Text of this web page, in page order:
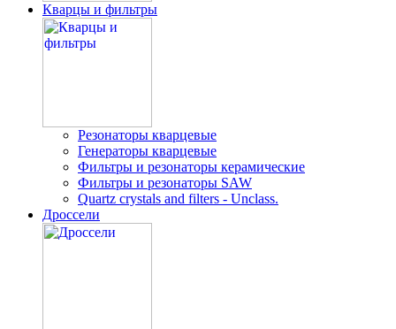
Кварцы и фильтры
Резонаторы кварцевые
Генераторы кварцевые
Фильтры и резонаторы керамические
Фильтры и резонаторы SAW
Quartz crystals and filters - Unclass.
Дроссели